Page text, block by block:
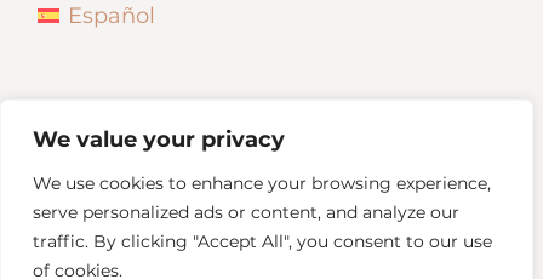
We value your privacy
We use cookies to enhance your browsing experience,
serve personalized ads or content, and analyze our
traffic. By clicking "Accept All", you consent to our use
of cookies.
Español